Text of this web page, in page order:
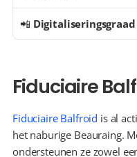
📲 Digitaliseringsgraad
Fiduciaire
Fiduciaire Balfroid is al
het naburige Beauraing.
ondersteunen ze zowel